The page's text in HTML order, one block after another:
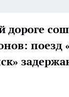
дороге